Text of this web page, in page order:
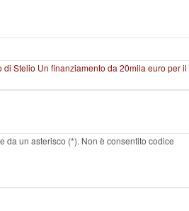
di Stelio Un finanziamento da 20mila euro per il
da un asterisco (*). Non è consentito codice